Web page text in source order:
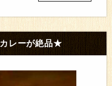
レーが絶品★